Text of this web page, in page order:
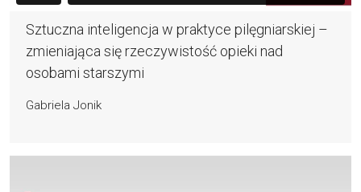
Sztuczna inteligencja w praktyce pilęgniarskiej –
zmieniająca się rzeczywistość opieki nad
osobami starszymi
Gabriela Jonik